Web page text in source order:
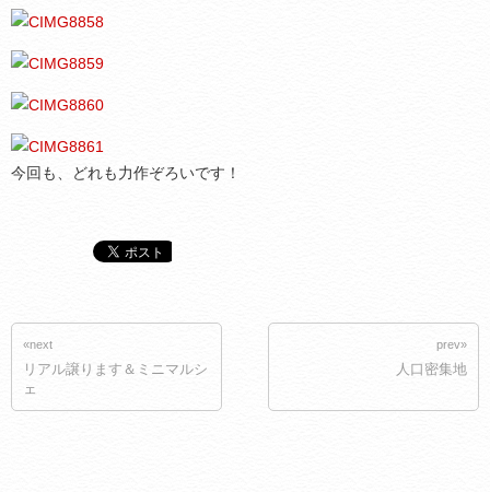
今回も、どれも力作ぞろいです！
«next
リアル譲ります＆ミニマルシ
ェ
prev»
人口密集地